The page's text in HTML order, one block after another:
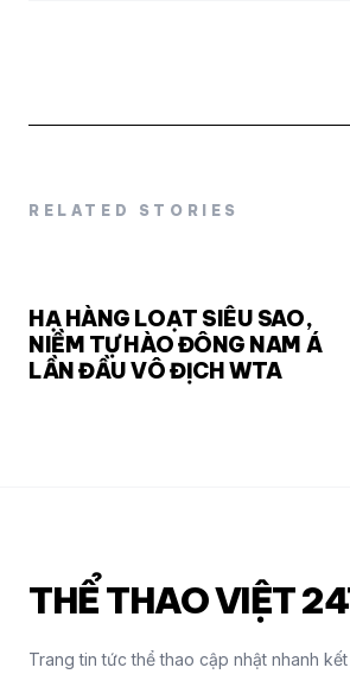
RELATED STORIES
HẠ HÀNG LOẠT SIÊU SAO,
NIỀM TỰ HÀO ĐÔNG NAM Á
LẦN ĐẦU VÔ ĐỊCH WTA
THỂ THAO VIỆT
Trang tin tức thể thao cập nhật nhanh